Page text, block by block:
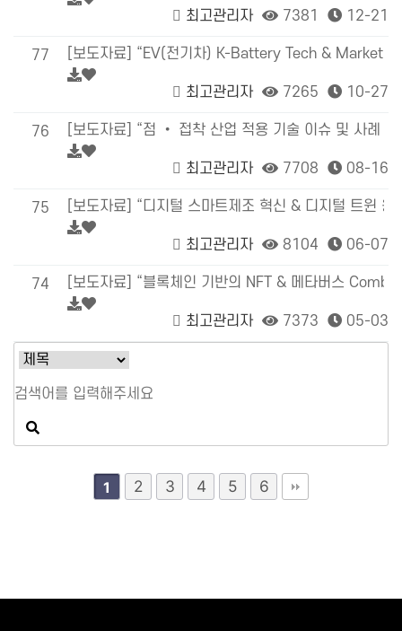
최고관리자 7381 12-21
77 [보도자료] “EV(전기차) K-Battery Tech & Market
최고관리자 7265 10-27
76 [보도자료] “점 • 접착 산업 적용 기술 이슈 및 사례
최고관리자 7708 08-16
75 [보도자료] “디지털 스마트제조 혁신 & 디지털 트윈
최고관리자 8104 06-07
74 [보도자료] “블록체인 기반의 NFT & 메타버스
최고관리자 7373 05-03
1 2 3 4 5 6